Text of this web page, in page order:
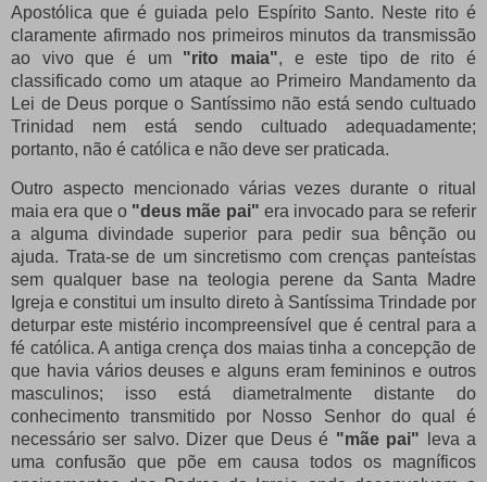
Apostólica que é guiada pelo Espírito Santo. Neste rito é
claramente afirmado nos primeiros minutos da transmissão
ao vivo que é um "rito maia", e este tipo de rito é
classificado como um ataque ao Primeiro Mandamento da
Lei de Deus porque o Santíssimo não está sendo cultuado
Trinidad nem está sendo cultuado adequadamente;
portanto, não é católica e não deve ser praticada.
Outro aspecto mencionado várias vezes durante o ritual
maia era que o "deus mãe pai" era invocado para se referir
a alguma divindade superior para pedir sua bênção ou
ajuda. Trata-se de um sincretismo com crenças panteístas
sem qualquer base na teologia perene da Santa Madre
Igreja e constitui um insulto direto à Santíssima Trindade por
deturpar este mistério incompreensível que é central para a
fé católica.A antiga crença dos maias tinha a concepção de
que havia vários deuses e alguns eram femininos e outros
masculinos; isso está diametralmente distante do
conhecimento transmitido por Nosso Senhor do qual é
necessário ser salvo. Dizer que Deus é "mãe pai"
leva a
uma confusão que põe em causa todos os magníficos